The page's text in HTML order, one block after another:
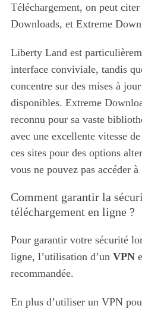
Téléchargement, on peut
Downloads, et Extreme
Liberty Land est
interface conviviale, tandis
concentre sur des mises à
disponibles. Extreme
reconnu pour sa vaste
avec une excellente vitesse
ces sites pour des options
vous ne pouvez pas accéder
Comment garantir la
téléchargement en ligne ?
Pour garantir votre sécurité
ligne, l’utilisation d’un VPN
recommandée.
En plus d’utiliser un VPN
S
e
r
c
o
r
: